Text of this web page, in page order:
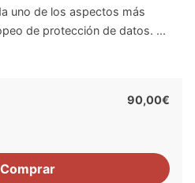
uno de los aspectos más
de protección de datos. ...
90,00€
Comprar